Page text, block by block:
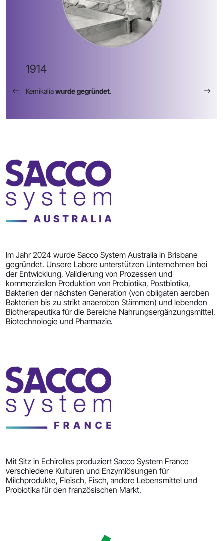
1914
Kemikaliawurde gegründet.
Im Jahr 2024 wurde Sacco System Australia in Brisbane
gegründet. Unsere Labore unterstützen Unternehmen bei
der Entwicklung, Validierung von Prozessen und
kommerziellen Produktion von Probiotika, Postbiotika,
Bakterien der nächsten Generation (von obligaten aeroben
Bakterien bis zu strikt anaeroben Stämmen) und lebenden
Biotherapeutika für die Bereiche Nahrungsergänzungsmittel,
Biotechnologie und Pharmazie.
Mit Sitz in Echirolles produziert Sacco System France
verschiedene Kulturen und Enzymlösungen für
Milchprodukte, Fleisch, Fisch, andere Lebensmittel und
Probiotika für den französischen Markt.